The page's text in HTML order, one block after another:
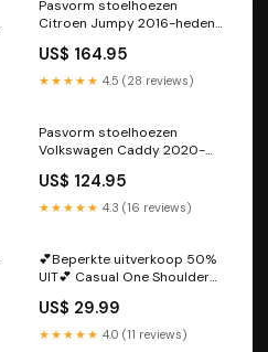
Pasvorm stoelhoezen
Citroen Jumpy 2016-heden
Stof zwart 3-serie E36 2-
deurs coupe 1992-1998
US$ 164.95
★★★★★ 4.5 (28 reviews)
Pasvorm stoelhoezen
Volkswagen Caddy 2020-
E30 2-deurs coupe 1982-
1991
US$ 124.95
★★★★★ 4.3 (16 reviews)
💕Beperkte uitverkoop 50%
UIT💕 Casual One Shoulder
voor dames Color:White
US$ 29.99
★★★★★ 4.0 (11 reviews)